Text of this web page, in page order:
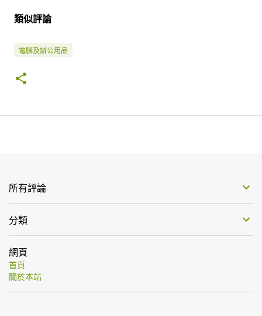
類似評論
電腦及辦公用品
所有評論
分類
網頁
首頁
關於本站